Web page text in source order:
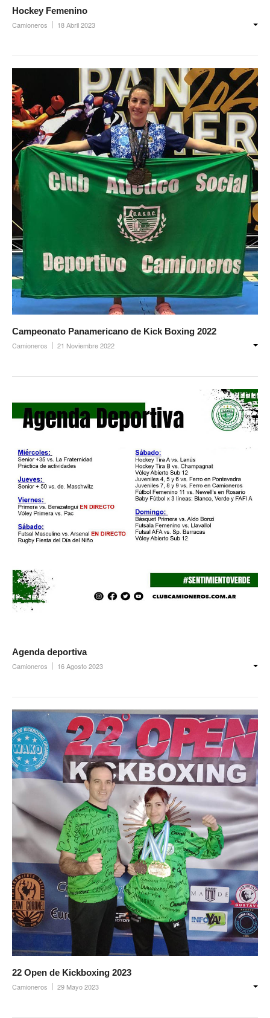
Requisitos afiliación
Afiliación de familiares
Familiares a cargo
Afiliación Plan materno
Otros trámites
Discapacidad: presupuesto / requisitos 2026
Contáctenos
Hockey Femenino
Camioneros 18 Abril 2023
Campeonato Panamericano de Kick Boxing 2022
Camioneros 21 Noviembre 2022
Agenda deportiva
Camioneros 16 Agosto 2023
22 Open de Kickboxing 2023
Camioneros 29 Mayo 2023